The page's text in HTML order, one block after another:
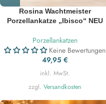
Rosina Wachtmeister
Porzellankatze „Ibisco“ NEU
Porzellankatzen
Keine Bewertungen
49,95 €
inkl. MwSt.
zzgl. Versandkosten